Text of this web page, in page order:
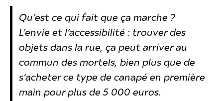
Qu’est ce qui fait que ça marche ?
L’envie et l’accessibilité : trouver des
objets dans la rue, ça peut arriver au
commun des mortels, bien plus que de
s’acheter ce type de canapé en première
main pour plus de 5 000 euros.